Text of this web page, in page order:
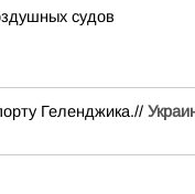
судов
Геленджика.//